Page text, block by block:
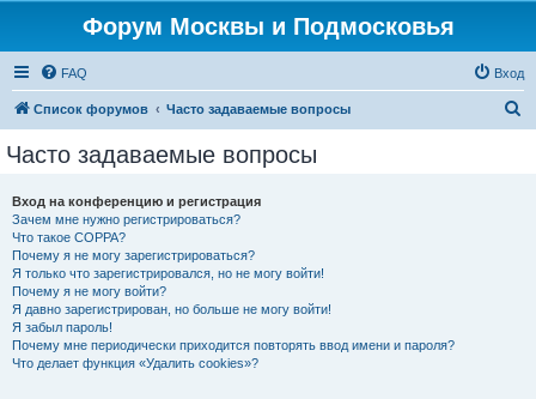
Форум Москвы и Подмосковья
FAQ Вход
Список форумов Часто задаваемые вопросы
Часто задаваемые вопросы
Вход на конференцию и регистрация
Зачем мне нужно регистрироваться?
Что такое COPPA?
Почему я не могу зарегистрироваться?
Я только что зарегистрировался, но не могу войти!
Почему я не могу войти?
Я давно зарегистрирован, но больше не могу войти!
Я забыл пароль!
Почему мне периодически приходится повторять ввод имени и пароля?
Что делает функция «Удалить cookies»?